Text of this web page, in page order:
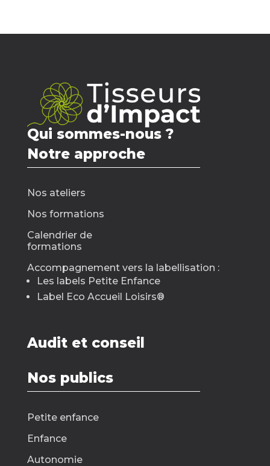
Qui sommes-nous ?
Notre approche
Nos ateliers
Nos formations
Calendrier de
formations
Accompagnement vers la labellisation :
Les labels Petite Enfance
Label Eco Accueil Loisirs®
Audit et conseil
Nos publics
Petite enfance
Enfance
Autonomie